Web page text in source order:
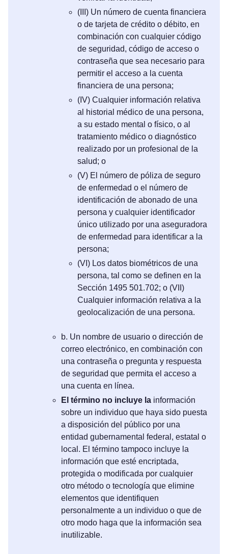
(III) Un número de cuenta financiera
o de tarjeta de crédito o débito, en
combinación con cualquier código
de seguridad, código de acceso o
contraseña que sea necesario para
permitir el acceso a la cuenta
financiera de una persona;
(IV) Cualquier información relativa
al historial médico de una persona,
a su estado mental o físico, o al
tratamiento médico o diagnóstico
realizado por un profesional de la
salud; o
(V) El número de póliza de seguro
de enfermedad o el número de
identificación de abonado de una
persona y cualquier identificador
único utilizado por una aseguradora
de enfermedad para identificar a la
persona;
(VI) Los datos biométricos de una
persona, tal como se definen en la
Sección 1495 501.702; o (VII)
Cualquier información relativa a la
geolocalización de una persona.
b. Un nombre de usuario o dirección de
correo electrónico, en combinación con
una contraseña o pregunta y respuesta
de seguridad que permita el acceso a
una cuenta en línea.
El término no incluye la información
sobre un individuo que haya sido puesta
a disposición del público por una
entidad gubernamental federal, estatal o
local. El término tampoco incluye la
información que esté encriptada,
protegida o modificada por cualquier
otro método o tecnología que elimine
elementos que identifiquen
personalmente a un individuo o que de
otro modo haga que la información sea
inutilizable.